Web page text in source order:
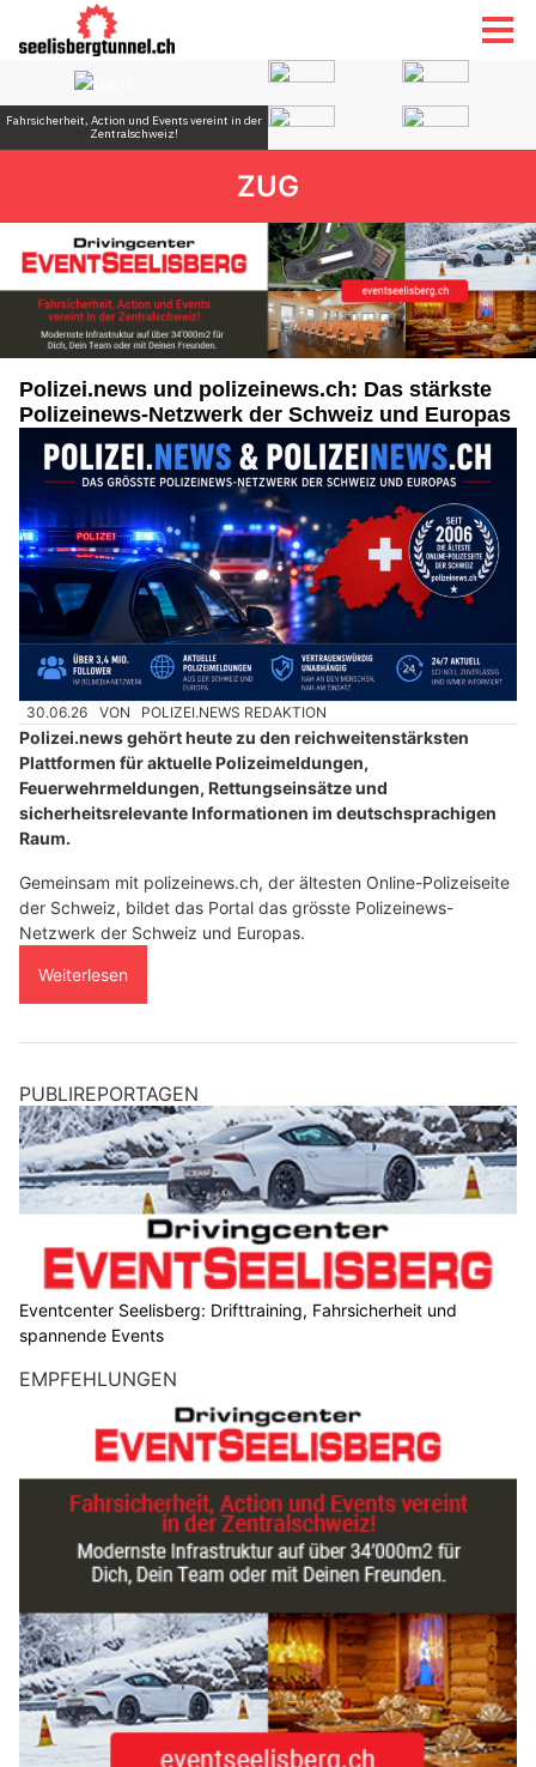
ZUG
Polizei.news und polizeinews.ch: Das stärkste
Polizeinews-Netzwerk der Schweiz und Europas
30.06.26 VON POLIZEI.NEWS REDAKTION
Polizei.news gehört heute zu den reichweitenstärksten
Plattformen für aktuelle Polizeimeldungen,
Feuerwehrmeldungen, Rettungseinsätze und
sicherheitsrelevante Informationen im deutschsprachigen
Raum.
Gemeinsam mit polizeinews.ch, der ältesten Online-Polizeiseite
der Schweiz, bildet das Portal das grösste Polizeinews-
Netzwerk der Schweiz und Europas.
Weiterlesen
PUBLIREPORTAGEN
Eventcenter Seelisberg: Drifttraining, Fahrsicherheit und
spannende Events
EMPFEHLUNGEN